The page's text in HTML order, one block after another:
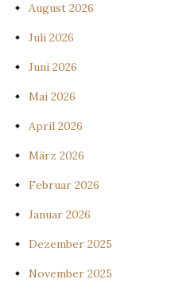
August 2026
Juli 2026
Juni 2026
Mai 2026
April 2026
März 2026
Februar 2026
Januar 2026
Dezember 2025
November 2025